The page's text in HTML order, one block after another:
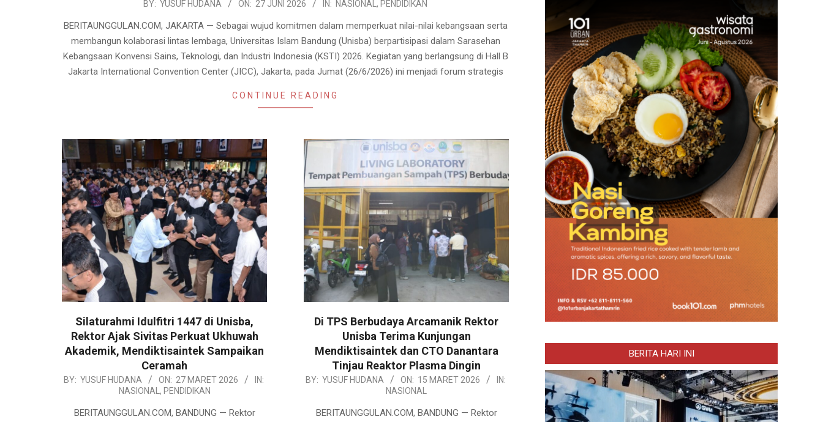
BY: YUSUF HUDANA ON: 27 JUNI 2026 IN: NASIONAL, PENDIDIKAN
BERITAUNGGULAN.COM, JAKARTA — Sebagai wujud komitmen dalam memperkuat nilai-nilai kebangsaan serta
membangun kolaborasi lintas lembaga, Universitas Islam Bandung (Unisba) berpartisipasi dalam Sarasehan
Kebangsaan Konvensi Sains, Teknologi, dan Industri Indonesia (KSTI) 2026. Kegiatan yang berlangsung di Hall B
Jakarta International Convention Center (JICC), Jakarta, pada Jumat (26/6/2026) ini menjadi forum strategis
CONTINUE READING
Silaturahmi Idulfitri 1447 di Unisba,
Rektor Ajak Sivitas Perkuat Ukhuwah
Akademik, Mendiktisaintek Sampaikan
Ceramah
2026-
BY: YUSUF HUDANA ON: 27 MARET 2026
IN:
NASIONAL, PENDIDIKAN
BERITAUNGGULAN.COM, BANDUNG — Rektor
Di TPS Berbudaya Arcamanik Rektor
Unisba Terima Kunjungan
Mendiktisaintek dan CTO Danantara
Tinjau Reaktor Plasma Dingin
2026-
BY: YUSUF HUDANA ON: 15 MARET 2026
IN:
NASIONAL
BERITAUNGGULAN.COM, BANDUNG — Rektor
BERITA HARI INI